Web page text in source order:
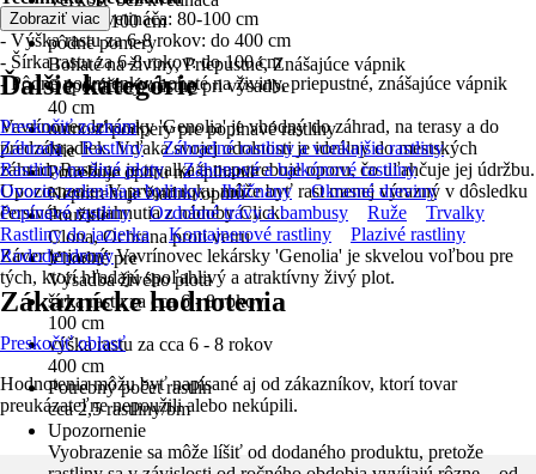
80 cm - 100 cm
pôdne pomery
Bohaté na živiny, Priepustné, Znášajúce vápnik
Odporúčaný odstup pri výsadbe
40 cm
nutnosť podpery pre popínavé rastliny
Nie
Potrebuje oporu na šplhanie
Nepotrebuje žiadnu oporu
Použitie
Clona, Ochrana proti vetru
Vhodné pre
Výsadba živého plota
šírka rastu za cca 6 - 8 rokov
100 cm
výška rastu za cca 6 - 8 rokov
400 cm
Potrebný počet rastlín
cca 2,5 rastliny/bm
Upozornenie
Vyobrazenie sa môže líšiť od dodaného produktu, pretože
- Výška bez kvetináča: 80-100 cm
- Výška rastu za 6-8 rokov: do 400 cm
- Šírka rastu za 6-8 rokov: do 100 cm
- Pôdne podmienky: bohaté na živiny, priepustné, znášajúce vápnik
Vavrínovec lekársky 'Genolia' je vhodný do záhrad, na terasy a do
predzáhradiek. Vďaka svojej odolnosti je ideálny do mestských
záhrad. Rastlina je trvalka a nepotrebuje oporu, čo uľahčuje jej údržbu.
Upozornenie: V prvom roku môže byť rast menej výrazný v dôsledku
čerstvého vytiahnutia z nádoby Click.
Záver je jasný: Vavrínovec lekársky 'Genolia' je skvelou voľbou pre
tých, ktorí hľadajú spoľahlivý a atraktívny živý plot.
Zobraziť viac
Ďalšie kategórie
Preskočiť zoznam
Záhrada
Rastliny
Záhradné rastliny a vonkajšie rastliny
Rastliny na živé ploty
Záhonové a balkónové rastliny
Ovocie, zelenina a bylinky
Ihličnany
Okrasné dreviny
Popínavé rastliny
Ozdobné trávy a bambusy Ruže
Trvalky
Rastliny do jazierka
Kontajnerové rastliny
Plazivé rastliny
Rododendrony
Zákaznícke hodnotenia
Preskočiť oblasť
Hodnotenia môžu byť napísané aj od zákazníkov, ktorí tovar
preukázateľne nepoužili alebo nekúpili.